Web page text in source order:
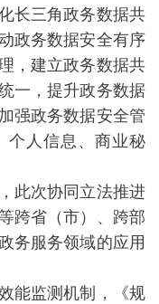
长三角政务数据共
政务数据安全有序
，建立政务数据共
一，提升政务数据
强政务数据安全管
个人信息、商业秘
次协同立法推进
跨省（市）、跨部
务服务领域的应用
监测机制，《规